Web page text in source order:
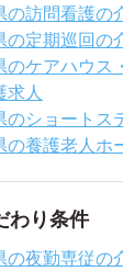
の訪問看護の
の定期巡回の
のケアハウス
求人
のショートス
の養護老人ホ
わり条件
の夜勤専従の